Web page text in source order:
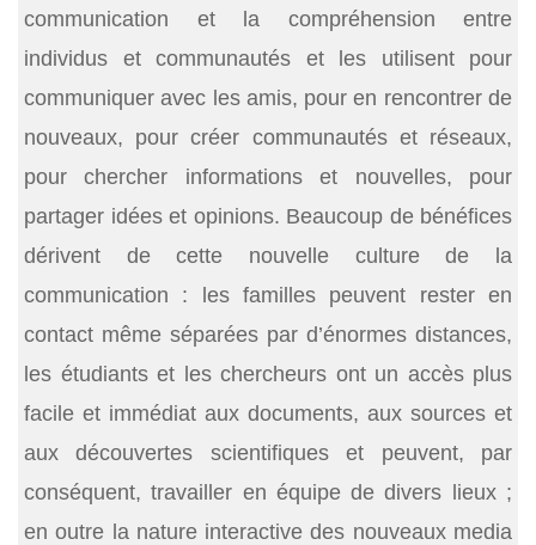
communication et la compréhension entre
individus et communautés et les utilisent pour
communiquer avec les amis, pour en rencontrer de
nouveaux, pour créer communautés et réseaux,
pour chercher informations et nouvelles, pour
partager idées et opinions. Beaucoup de bénéfices
dérivent de cette nouvelle culture de la
communication : les familles peuvent rester en
contact même séparées par d’énormes distances,
les étudiants et les chercheurs ont un accès plus
facile et immédiat aux documents, aux sources et
aux découvertes scientifiques et peuvent, par
conséquent, travailler en équipe de divers lieux ;
en outre la nature interactive des nouveaux media